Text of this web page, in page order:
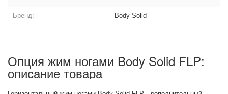
Бренд: Body Solid
Опция жим ногами Body Solid FLP:
описание товара